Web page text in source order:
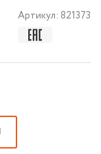
Артикул: 821373